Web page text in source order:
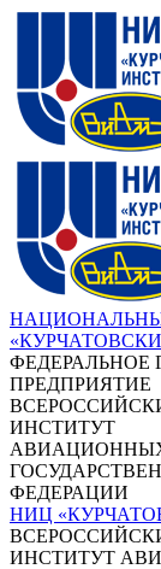
ФЕДЕРАЛЬНОЕ
ПРЕДПРИЯТИЕ
ИНСТИТУТ
ФЕДЕРАЦИИ
НИЦ
ИНСТИТУТ